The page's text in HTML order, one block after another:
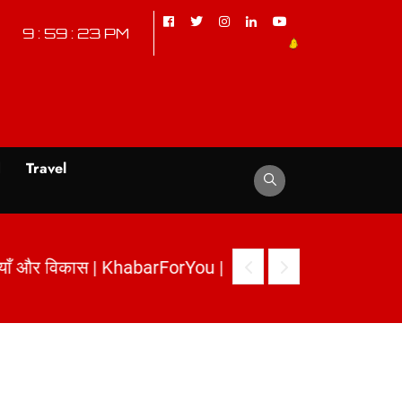
9 : 59 : 24 PM
Travel
और विकास | KhabarForYou |